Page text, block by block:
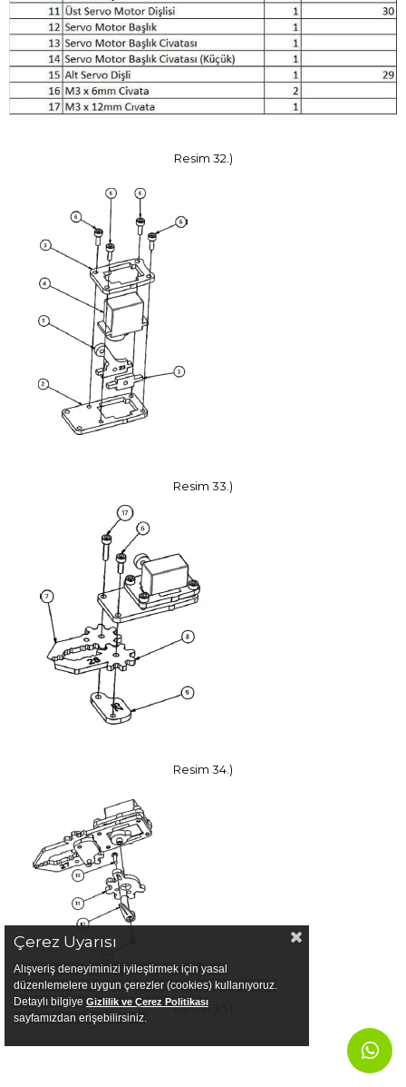
Resim 32.)
Resim 33.)
Resim 34.)
Resim 35.)
Çerez Uyarısı
Alışveriş deneyiminizi iyileştirmek için yasal
düzenlemelere uygun çerezler (cookies) kullanıyoruz.
Detaylı bilgiye Gizlilik ve Çerez Politikası
sayfamızdan erişebilirsiniz.